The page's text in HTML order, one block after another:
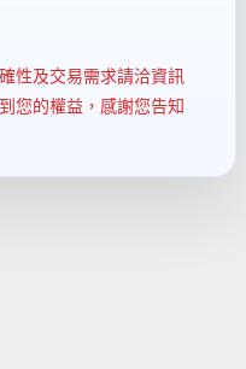
性及交易需求請洽資訊
您的權益，感謝您告知